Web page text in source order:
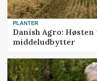
PLANTER
Danish Agro:
middeludbytter